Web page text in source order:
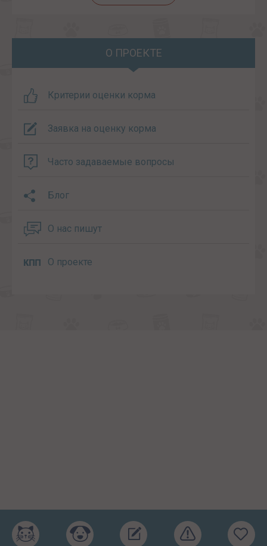
О ПРОЕКТЕ
Критерии оценки корма
Заявка на оценку корма
Часто задаваемые вопросы
Блог
О нас пишут
О проекте